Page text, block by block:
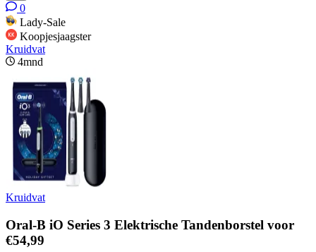
0
Lady-Sale
Koopjesjaagster
Kruidvat
4mnd
Kruidvat
Oral-B iO Series 3 Elektrische Tandenborstel voor
€54,99